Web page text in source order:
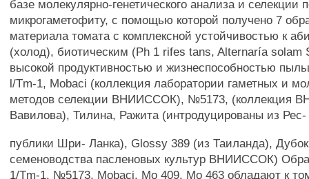
базе молекулярно-генетического анализа и селекции
микрогаметофиту, с помощью которой получено 7
материала томата с комплексной устойчивостью к
(холод), биотическим (Ph 1 rifes tans, Alternaría solam
высокой продуктивностью и жизнеспособностью
l/Tm-1, Mobaci (коллекция лаборатории гаметных и
методов селекции ВНИИССОК), №5173, (коллекция
Вавилова), Тилина, Ражита (интродуцированы из Рес-
публики Шри- Ланка), Glossy 389 (из Таиланда),
семеноводства пасленовых культур ВНИИССОК)
1/Tm-1, №5173, Mobaci, Mo 409, Mo 463 обладают к